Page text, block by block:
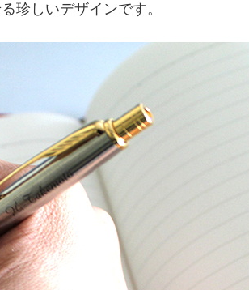
珍しいデザインです。